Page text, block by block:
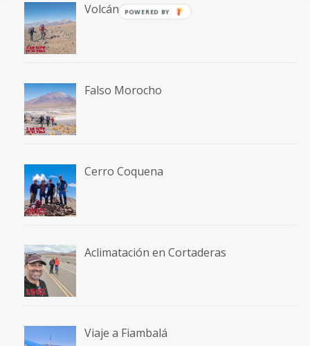
Volcán Bertrand
Falso Morocho
Cerro Coquena
Aclimatación en Cortaderas
Viaje a Fiambalá
POWERED BY